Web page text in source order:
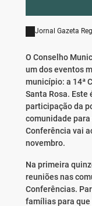
Jornal Gazeta
O Conselho
um dos eventos
município: a 14ª
Santa Rosa. Este
participação da
comunidade
Conferência vai
novembro.
Na primeira
reuniões nas
Conferências.
famílias para